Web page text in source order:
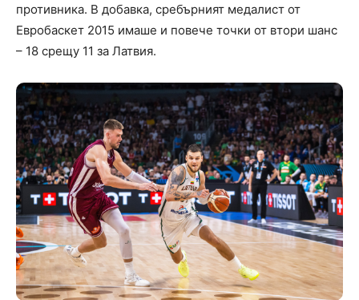
противника. В добавка, сребърният медалист от
Евробаскет 2015 имаше и повече точки от втори шанс
– 18 срещу 11 за Латвия.